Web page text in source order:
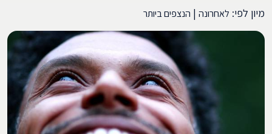
מיון לפי: לאחרונה | הנצפים ביותר